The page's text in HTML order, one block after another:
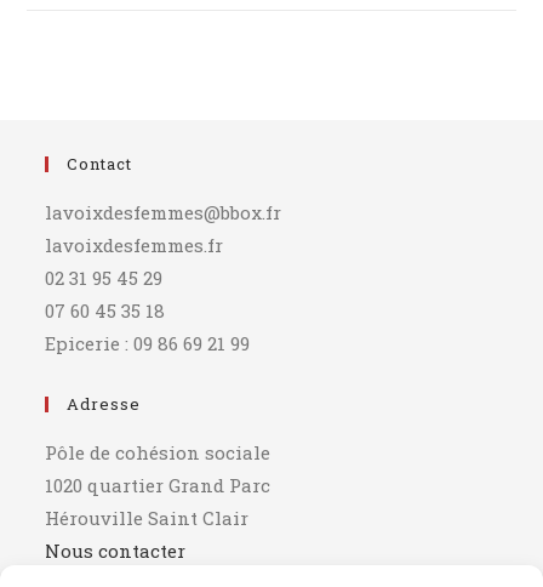
Contact
lavoixdesfemmes@bbox.fr
lavoixdesfemmes.fr
02 31 95 45 29
07 60 45 35 18
Epicerie : 09 86 69 21 99
Adresse
Pôle de cohésion sociale
1020 quartier Grand Parc
Hérouville Saint Clair
Nous contacter